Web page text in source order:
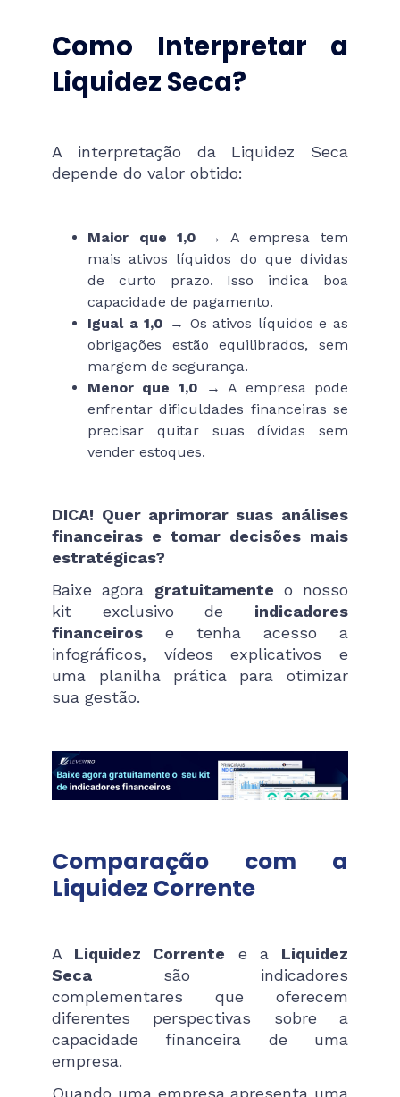
Como Interpretar a
Liquidez Seca?
A interpretação da Liquidez Seca
depende do valor obtido:
Maior que 1,0 → A empresa tem
mais ativos líquidos do que dívidas
de curto prazo. Isso indica boa
capacidade de pagamento.
Igual a 1,0 → Os ativos líquidos e as
obrigações estão equilibrados, sem
margem de segurança.
Menor que 1,0 → A empresa pode
enfrentar dificuldades financeiras se
precisar quitar suas dívidas sem
vender estoques.
DICA! Quer aprimorar suas análises
financeiras e tomar decisões mais
estratégicas?
Baixe agora gratuitamente o nosso
kit exclusivo de indicadores
financeiros e tenha acesso a
infográficos, vídeos explicativos e
uma planilha prática para otimizar
sua gestão.
Comparação com a
Liquidez Corrente
A Liquidez Corrente e a Liquidez
Seca são indicadores
complementares que oferecem
diferentes perspectivas sobre a
capacidade financeira de uma
empresa.
Quando uma empresa apresenta uma